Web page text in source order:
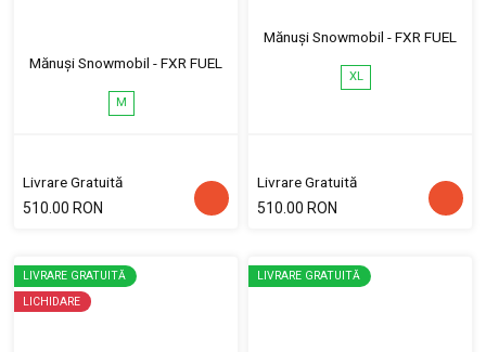
Mănuși Snowmobil - FXR FUEL
M
Livrare Gratuită
510.00 RON
Mănuși Snowmobil - FXR FUEL
XL
Livrare Gratuită
510.00 RON
LIVRARE GRATUITĂ
LICHIDARE
LIVRARE GRATUITĂ